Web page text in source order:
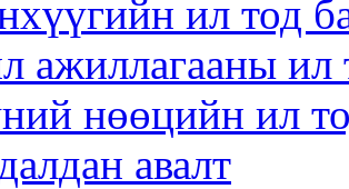
ил тод
ажиллагааны ил
нөөцийн ил
авалт